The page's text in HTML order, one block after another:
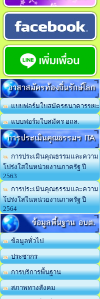
อาสาสมัครท้องถิ่นรักษ์โลก
แบบฟอร์มใบสมัครธนาคารขยะ
แบบฟอร์มใบสมัคร อถล.
การประเมินคุณธรรมฯ ITA
การประเมินคุณธรรมและความ
โปร่งใสในหน่วยงานภาครัฐ ปี
2563
การประเมินคุณธรรมและความ
โปร่งใสในหน่วยงานภาครัฐ ปี
2564
ข้อมูลพื้นฐาน อบต.
ข้อมูลทั่วไป
ประชากร
การบริการพื้นฐาน
สภาพทางสังคม